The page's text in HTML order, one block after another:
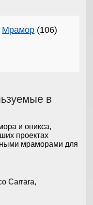
Мрамор (106)
в
и оникса,
проектах
мраморами для
Carrara,